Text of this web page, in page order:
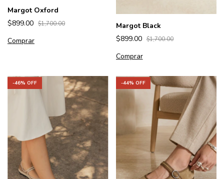
Margot Oxford
$899.00 $1,700.00
Comprar
Margot Black
$899.00 $1,700.00
Comprar
-46% OFF -44% OFF